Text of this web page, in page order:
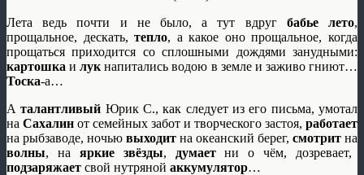
Лета ведь почти и не было, а тут вдругбабье лето,
прощальное, дескать, тепло, а какое оно прощальное, когда
прощаться приходится со сплошными дождями занудными:
картошка илук напитались водою в земле и заживо гниют…
Тоска-а…
Аталантливый Юрик С., как следует из его письма, умотал
на Сахалин от семейных забот и творческого застоя, работает
на рыбзаводе, ночью выходит на океанский берег, смотрит на
волны, на яркие звёзды, думаетни о чём, дозревает,
подзаряжает свой нутряной аккумулятор…